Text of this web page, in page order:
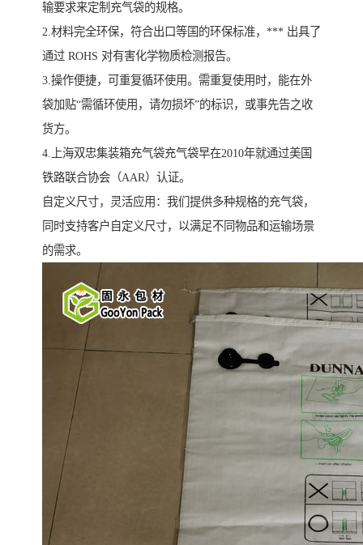
输要求来定制充气袋的规格。
2.材料完全环保，符合出口等国的环保标准，*** 出具了
通过 ROHS 对有害化学物质检测报告。
3.操作便捷，可重复循环使用。需重复使用时，能在外
袋加贴“需循环使用，请勿损坏”的标识，或事先告之收
货方。
4.上海双忠集装箱充气袋充气袋早在2010年就通过美国
铁路联合协会（AAR）认证。
自定义尺寸，灵活应用：我们提供多种规格的充气袋，
同时支持客户自定义尺寸，以满足不同物品和运输场景
的需求。